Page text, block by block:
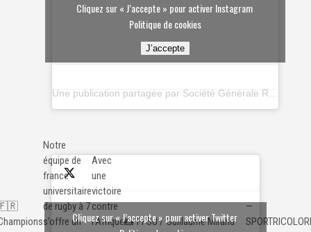
Cliquez sur « J’accepte » pour activer Instagram
Politique de cookies
J’accepte
Notre
équipe de
france
universitaire
de rugby à 7
s’offre un
Avec
une
victoire
contre
l’Afrique📸 FFSU / Guillaume Mirand
—
Cliquez sur « J’accepte » pour activer Twitter